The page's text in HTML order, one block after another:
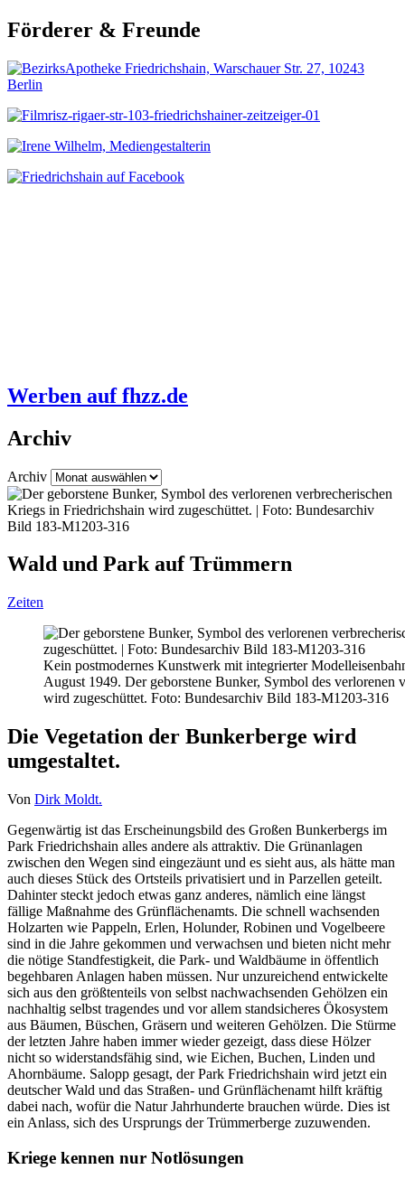
Förderer & Freunde
Werben auf fhzz.de
Archiv
Archiv
Wald und Park auf Trümmern
Zeiten
Kein postmodernes Kunstwerk mit integrierter
August 1949. Der geborstene Bunker, Symbol des verlorenen
wird zugeschüttet. Foto: Bundesarchiv Bild 183-M1203-316
Die Vegetation der Bunkerberge wird
umgestaltet.
Von Dirk Moldt.
Gegenwärtig ist das Erscheinungsbild des Großen Bunkerbergs im
Park Friedrichshain alles andere als attraktiv. Die Grünanlagen
zwischen den Wegen sind eingezäunt und es sieht aus, als hätte man
auch dieses Stück des Ortsteils privatisiert und in Parzellen geteilt.
Dahinter steckt jedoch etwas ganz anderes, nämlich eine längst
fällige Maßnahme des Grünflächenamts. Die schnell wachsenden
Holzarten wie Pappeln, Erlen, Holunder, Robinen und Vogelbeere
sind in die Jahre gekommen und verwachsen und bieten nicht mehr
die nötige Standfestigkeit, die Park- und Waldbäume in öffentlich
begehbaren Anlagen haben müssen. Nur unzureichend entwickelte
sich aus den größtenteils von selbst nachwachsenden Gehölzen ein
nachhaltig selbst tragendes und vor allem standsicheres Ökosystem
aus Bäumen, Büschen, Gräsern und weiteren Gehölzen. Die Stürme
der letzten Jahre haben immer wieder gezeigt, dass diese Hölzer
nicht so widerstandsfähig sind, wie Eichen, Buchen, Linden und
Ahornbäume. Salopp gesagt, der Park Friedrichshain wird jetzt ein
deutscher Wald und das Straßen- und Grünflächenamt hilft kräftig
dabei nach, wofür die Natur Jahrhunderte brauchen würde. Dies ist
ein Anlass, sich des Ursprungs der Trümmerberge zuzuwenden.
Kriege kennen nur Notlösungen